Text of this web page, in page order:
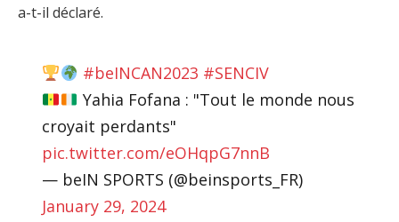
a-t-il déclaré.
#beINCAN2023 #SENCIV
Yahia Fofana : "Tout le monde nous
croyait perdants"
pic.twitter.com/eOHqpG7nnB
— beIN SPORTS (@beinsports_FR)
January 29, 2024